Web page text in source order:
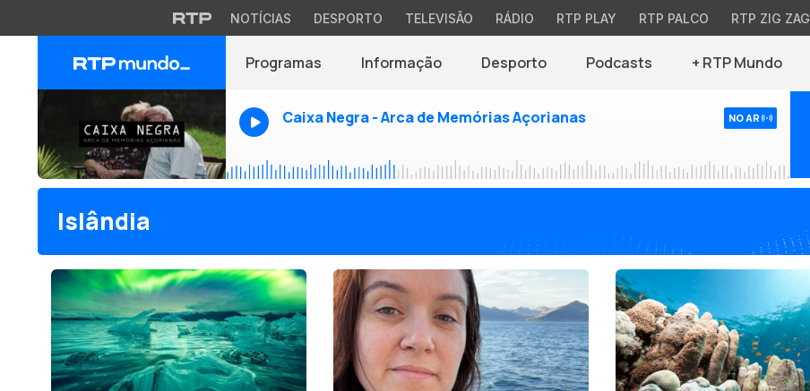
NOTÍCIAS DESPORTO TELEVISÃO RÁDIO RTP PLAY RTP PALCO RTP ZIG ZAG
Programas Informação Desporto Podcasts + RTP Mundo
Caixa Negra - Arca de Memórias Açorianas NO AR
Islândia